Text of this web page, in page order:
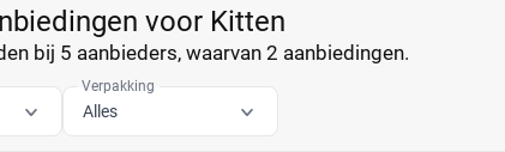
voor Kitten
bij 5 aanbieders, waarvan 2 aanbiedingen.
Verpakking
Alles